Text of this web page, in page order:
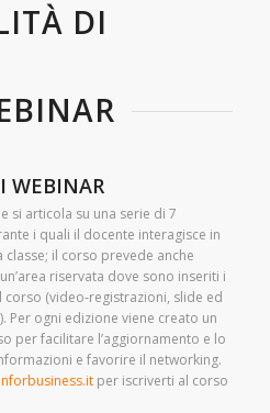
DI
WEBINAR
si articola su una serie di 7
i quali il docente interagisce in
classe; il corso prevede anche
riservata dove sono inseriti i
corso (video-registrazioni, slide ed
Per ogni edizione viene creato un
per facilitare l’aggiornamento e lo
e favorire il networking.
per iscriverti al corso